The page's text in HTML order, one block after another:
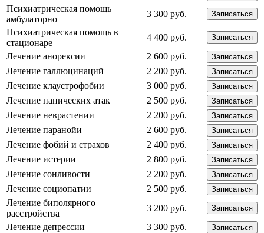
Психиатрическая помощь
амбулаторно
3 300 руб. Записаться
Психиатрическая помощь в
стационаре
4 400 руб. Записаться
Лечение анорексии 2 600 руб. Записаться
Лечение галлюцинаций 2 200 руб. Записаться
Лечение клаустрофобии 3 000 руб. Записаться
Лечение панических атак 2 500 руб. Записаться
Лечение неврастении 2 200 руб. Записаться
Лечение паранойи 2 600 руб. Записаться
Лечение фобий и страхов 2 400 руб. Записаться
Лечение истерии 2 800 руб. Записаться
Лечение сонливости 2 200 руб. Записаться
Лечение социопатии 2 500 руб. Записаться
Лечение биполярного
расстройства
3 200 руб. Записаться
Лечение депрессии 3 300 руб. Записаться